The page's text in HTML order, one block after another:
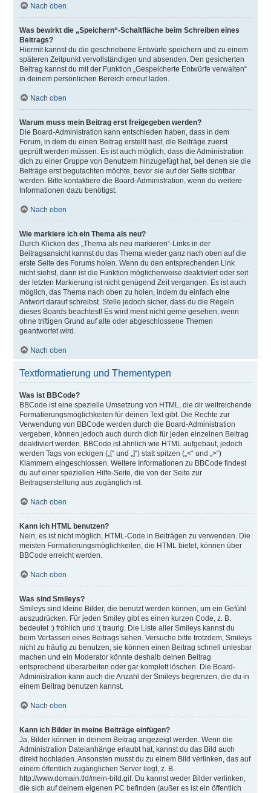
Nach oben
Was bewirkt die „Speichern“-Schaltfläche beim Schreiben eines
Beitrags?
Hiermit kannst du die geschriebene Entwürfe speichern und zu einem
späteren Zeitpunkt vervollständigen und absenden. Den gesicherten
Beitrag kannst du mit der Funktion „Gespeicherte Entwürfe verwalten“
in deinem persönlichen Bereich erneut laden.
Nach oben
Warum muss mein Beitrag erst freigegeben werden?
Die Board-Administration kann entschieden haben, dass in dem
Forum, in dem du einen Beitrag erstellt hast, die Beiträge zuerst
geprüft werden müssen. Es ist auch möglich, dass die Administration
dich zu einer Gruppe von Benutzern hinzugefügt hat, bei denen sie die
Beiträge erst begutachten möchte, bevor sie auf der Seite sichtbar
werden. Bitte kontaktiere die Board-Administration, wenn du weitere
Informationen dazu benötigst.
Nach oben
Wie markiere ich ein Thema als neu?
Durch Klicken des „Thema als neu markieren“-Links in der
Beitragsansicht kannst du das Thema wieder ganz nach oben auf die
erste Seite des Forums holen. Wenn du den entsprechenden Link
nicht siehst, dann ist die Funktion möglicherweise deaktiviert oder seit
der letzten Markierung ist nicht genügend Zeit vergangen. Es ist auch
möglich, das Thema nach oben zu holen, indem du einfach eine
Antwort darauf schreibst. Stelle jedoch sicher, dass du die Regeln
dieses Boards beachtest! Es wird meist nicht gerne gesehen, wenn
ohne triftigen Grund auf alte oder abgeschlossene Themen
geantwortet wird.
Nach oben
Textformatierung und Thementypen
Was ist BBCode?
BBCode ist eine spezielle Umsetzung von HTML, die dir weitreichende
Formatierungsmöglichkeiten für deinen Text gibt. Die Rechte zur
Verwendung von BBCode werden durch die Board-Administration
vergeben, können jedoch auch durch dich für jeden einzelnen Beitrag
deaktiviert werden. BBCode ist ähnlich wie HTML aufgebaut, jedoch
werden Tags von eckigen („[“ und „]“) statt spitzen („<“ und „>“)
Klammern eingeschlossen. Weitere Informationen zu BBCode findest
du auf einer speziellen Hilfe-Seite, die von der Seite zur
Beitragserstellung aus zugänglich ist.
Nach oben
Kann ich HTML benutzen?
Nein, es ist nicht möglich, HTML-Code in Beiträgen zu verwenden. Die
meisten Formatierungsmöglichkeiten, die HTML bietet, können über
BBCode erreicht werden.
Nach oben
Was sind Smileys?
Smileys sind kleine Bilder, die benutzt werden können, um ein Gefühl
auszudrücken. Für jeden Smiley gibt es einen kurzen Code, z. B.
bedeutet :) fröhlich und :( traurig. Die Liste aller Smileys kannst du
beim Verfassen eines Beitrags sehen. Versuche bitte trotzdem, Smileys
nicht zu häufig zu benutzen, sie können einen Beitrag schnell unlesbar
machen und ein Moderator könnte deshalb deinen Beitrag
entsprechend überarbeiten oder gar komplett löschen. Die Board-
Administration kann auch die Anzahl der Smileys begrenzen, die du in
einem Beitrag benutzen kannst.
Nach oben
Kann ich Bilder in meine Beiträge einfügen?
Ja, Bilder können in deinem Beitrag angezeigt werden. Wenn die
Administration Dateianhänge erlaubt hat, kannst du das Bild auch
direkt hochladen. Ansonsten musst du zu einem Bild verlinken, das auf
einem öffentlich zugänglichen Server liegt, z. B.
http://www.domain.tld/mein-bild.gif. Du kannst weder Bilder verlinken,
die sich auf deinem eigenen PC befinden (außer es ist ein öffentlich